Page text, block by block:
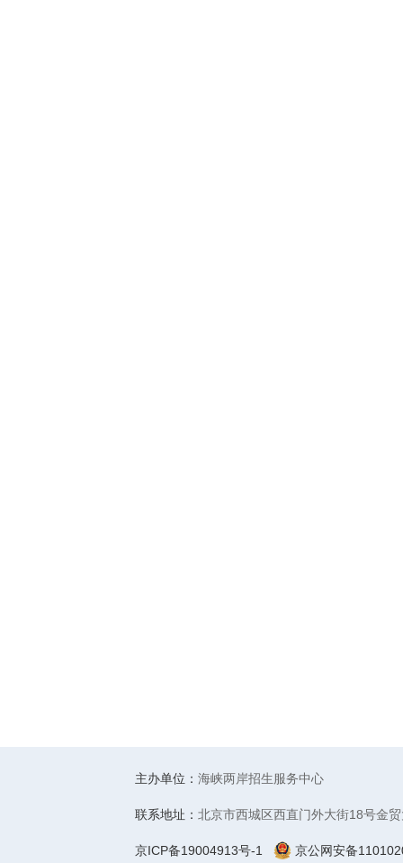
主办单位： 海峡两岸招生服务中心
联系地址： 北京市西城区西直门外大街18号金
京ICP备19004913号-1 京公网安备